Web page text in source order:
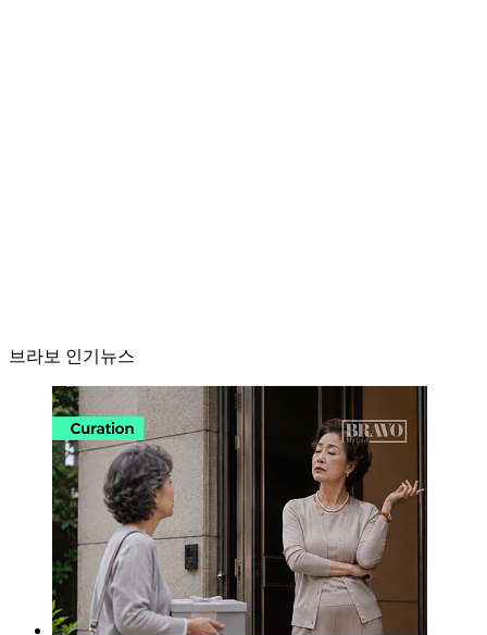
브라보 인기뉴스